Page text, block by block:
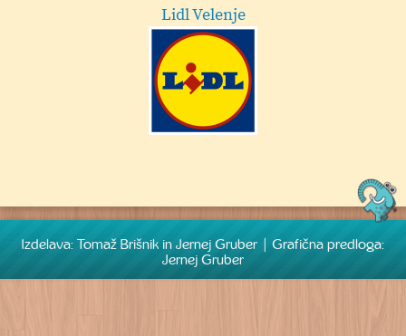
Festival Velenje
Izdelava: Tomaž Brišnik in Jernej Gruber | Grafična predloga:
Jernej Gruber